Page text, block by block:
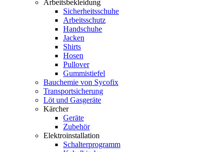
Arbeitsbekleidung
Sicherheitsschuhe
Arbeitsschutz
Handschuhe
Jacken
Shirts
Hosen
Pullover
Gummistiefel
Bauchemie von Sycofix
Transportsicherung
Löt und Gasgeräte
Kärcher
Geräte
Zubehör
Elektroinstallation
Schalterprogramm